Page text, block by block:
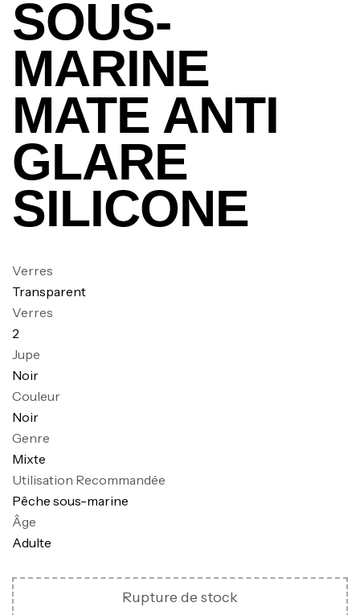
SOUS-
MARINE
MATE ANTI
GLARE
SILICONE
Verres
Transparent
Verres
2
Jupe
Noir
Couleur
Noir
Genre
Mixte
Utilisation Recommandée
Pêche sous-marine
Âge
Adulte
Rupture de stock
Canne Jigging Sunset Massive Attack
1.83m 120/250gr 30kg